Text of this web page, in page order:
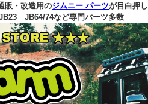
販・改造用のジムニー パーツが目白押し
JB64/74など専門パーツ多数